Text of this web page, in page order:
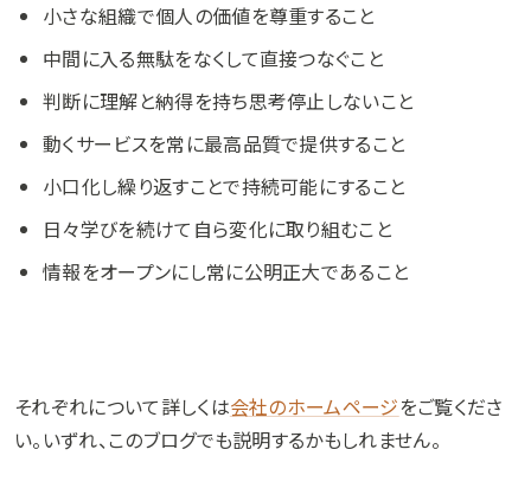
小さな組織で個人の価値を尊重すること
中間に入る無駄をなくして直接つなぐこと
判断に理解と納得を持ち思考停止しないこと
動くサービスを常に最高品質で提供すること
小口化し繰り返すことで持続可能にすること
日々学びを続けて自ら変化に取り組むこと
情報をオープンにし常に公明正大であること
それぞれについて詳しくは会社のホームページをご覧くださ
い。いずれ、このブログでも説明するかもしれません。